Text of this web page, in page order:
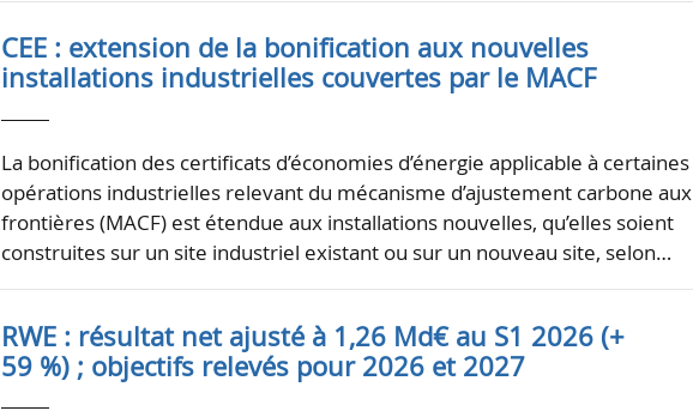
CEE : extension de la bonification aux nouvelles
installations industrielles couvertes par le MACF
La bonification des certificats d’économies d’énergie applicable à certaines
opérations industrielles relevant du mécanisme d’ajustement carbone aux
frontières (MACF) est étendue aux installations nouvelles, qu’elles soient
construites sur un site industriel existant ou sur un nouveau site, selon…
RWE : résultat net ajusté à 1,26 Md€ au S1 2026 (+
59 %) ; objectifs relevés pour 2026 et 2027